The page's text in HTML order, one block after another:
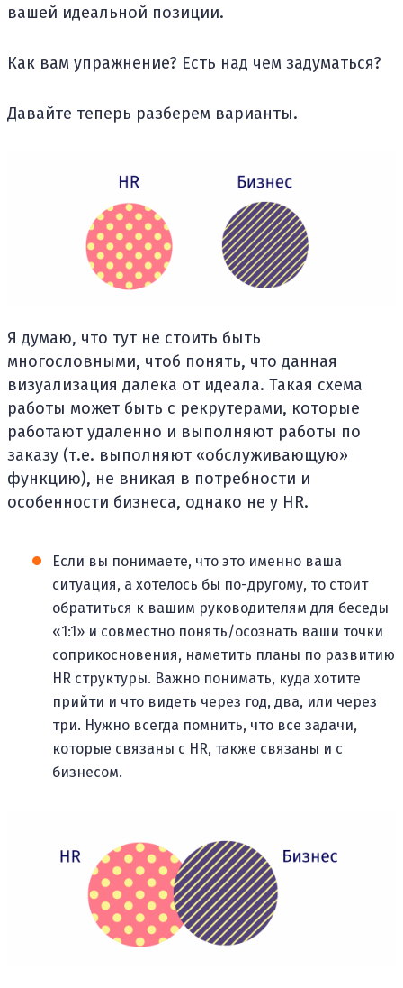
вашей идеальной позиции.
Как вам упражнение? Есть над чем задуматься?
Давайте теперь разберем варианты.
Я думаю, что тут не стоить быть
многословными, чтоб понять, что данная
визуализация далека от идеала. Такая схема
работы может быть с рекрутерами, которые
работают удаленно и выполняют работы по
заказу (т.е. выполняют «обслуживающую»
функцию), не вникая в потребности и
особенности бизнеса, однако не у HR.
Если вы понимаете, что это именно ваша
ситуация, а хотелось бы по-другому, то стоит
обратиться к вашим руководителям для беседы
«1:1» и совместно понять/осознать ваши точки
соприкосновения, наметить планы по развитию
HR структуры. Важно понимать, куда хотите
прийти и что видеть через год, два, или через
три. Нужно всегда помнить, что все задачи,
которые связаны с HR, также связаны и с
бизнесом.